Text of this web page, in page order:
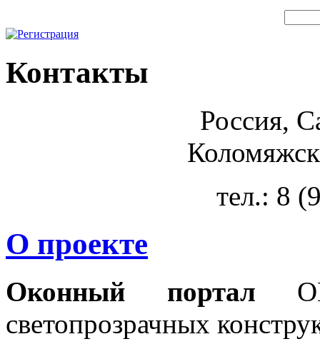
Контакты
Россия,
тел.: 8
О проекте
Оконный портал
светопрозрачных